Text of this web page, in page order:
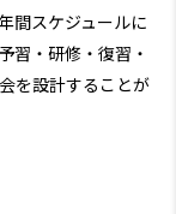
間スケジュールに
習・研修・復習・
を設計することが